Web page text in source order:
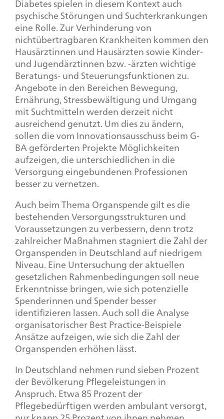
Diabetes spielen in diesem Kontext auch
psychische Störungen und Suchterkrankungen
eine Rolle. Zur Verhinderung von
nichtübertragbaren Krankheiten kommen den
Hausärztinnen und Hausärzten sowie Kinder-
und Jugendärztinnen bzw. -ärzten wichtige
Beratungs- und Steuerungsfunktionen zu.
Angebote in den Bereichen Bewegung,
Ernährung, Stressbewältigung und Umgang
mit Suchtmitteln werden derzeit nicht
ausreichend genutzt. Um dies zu ändern,
sollen die vom Innovationsausschuss beim G-
BA geförderten Projekte Möglichkeiten
aufzeigen, die unterschiedlichen in die
Versorgung eingebundenen Professionen
besser zu vernetzen.
Auch beim Thema Organspende gilt es die
bestehenden Versorgungsstrukturen und
Voraussetzungen zu verbessern, denn trotz
zahlreicher Maßnahmen stagniert die Zahl der
Organspenden in Deutschland auf niedrigem
Niveau. Eine Untersuchung der aktuellen
gesetzlichen Rahmenbedingungen soll neue
Erkenntnisse bringen, wie sich potenzielle
Spenderinnen und Spender besser
identifizieren lassen. Auch soll die Analyse
organisatorischer Best Practice-Beispiele
Ansätze aufzeigen, wie sich die Zahl der
Organspenden erhöhen lässt.
In Deutschland nehmen rund sieben Prozent
der Bevölkerung Pflegeleistungen in
Anspruch. Etwa 85 Prozent der
Pflegebedürftigen werden ambulant versorgt,